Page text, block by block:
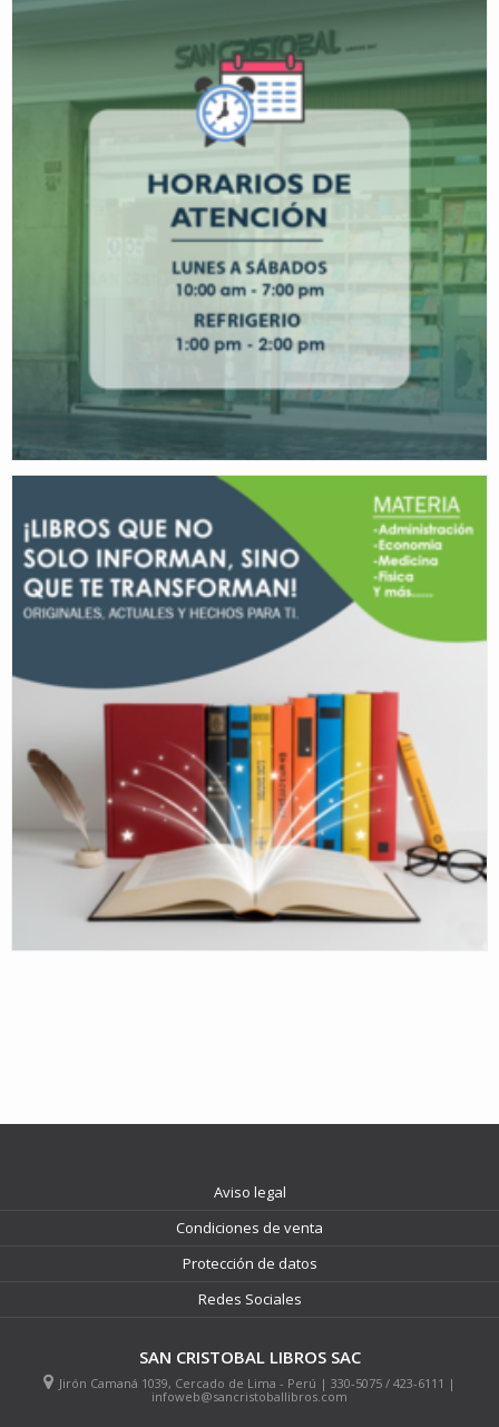
Aviso legal
Condiciones de venta
Protección de datos
Redes Sociales
SAN CRISTOBAL LIBROS SAC
Jirón Camaná 1039, Cercado de Lima - Perú | 330-5075 / 423-6111 |
infoweb@sancristoballibros.com